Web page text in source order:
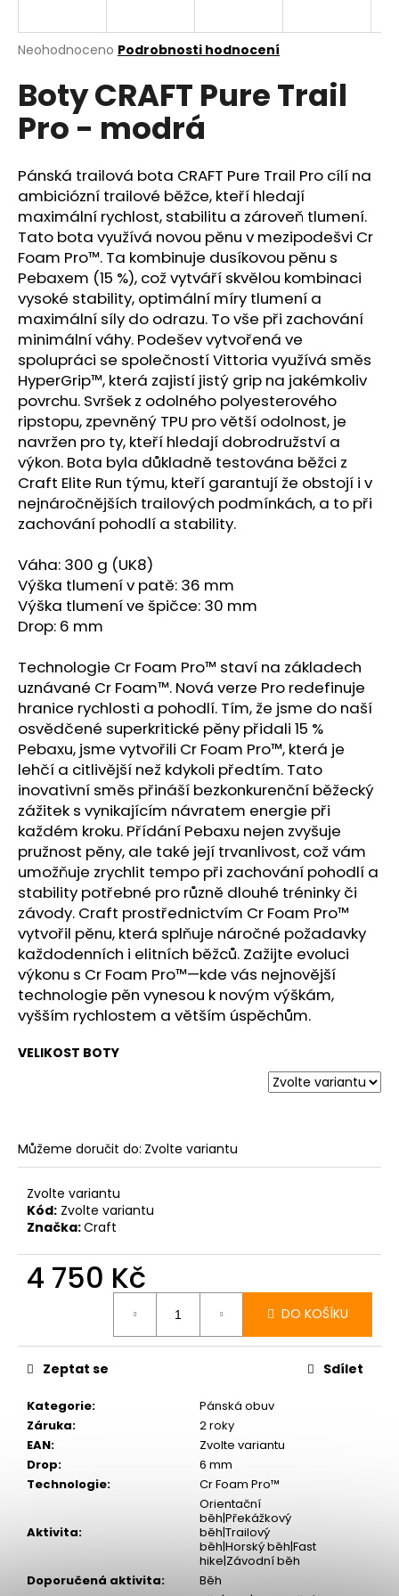
Průměrné
produktu
je
0,0
hvězdiček.
Neohodnoceno Podrobnosti hodnocení
Boty CRAFT Pure Trail
Pro - modrá
Pánská trailová bota CRAFT Pure Trail Pro cílí na
ambiciózní trailové běžce, kteří hledají
maximální rychlost, stabilitu a zároveň tlumení.
Tato bota využívá novou pěnu v mezipodešvi Cr
Foam Pro™. Ta kombinuje dusíkovou pěnu s
Pebaxem (15 %), což vytváří skvělou kombinaci
vysoké stability, optimální míry tlumení a
maximální síly do odrazu. To vše při zachování
minimální váhy. Podešev vytvořená ve
spolupráci se společností Vittoria využívá směs
HyperGrip™, která zajistí jistý grip na jakémkoliv
povrchu. Svršek z odolného polyesterového
ripstopu, zpevněný TPU pro větší odolnost, je
navržen pro ty, kteří hledají dobrodružství a
výkon. Bota byla důkladně testována běžci z
Craft Elite Run týmu, kteří garantují že obstojí i v
nejnáročnějších trailových podmínkách, a to při
zachování pohodlí a stability.
Váha: 300 g (UK8)
Výška tlumení v patě: 36 mm
Výška tlumení ve špičce: 30 mm
Drop: 6 mm
Technologie Cr Foam Pro™ staví na základech
uznávané Cr Foam™. Nová verze Pro redefinuje
hranice rychlosti a pohodlí. Tím, že jsme do naší
osvědčené superkritické pěny přidali 15 %
Pebaxu, jsme vytvořili Cr Foam Pro™, která je
lehčí a citlivější než kdykoli předtím. Tato
inovativní směs přináší bezkonkurenční běžecký
zážitek s vynikajícím návratem energie při
každém kroku. Přídání Pebaxu nejen zvyšuje
pružnost pěny, ale také její trvanlivost, což vám
umožňuje zrychlit tempo při zachování pohodlí a
stability potřebné pro různě dlouhé tréninky či
závody. Craft prostřednictvím Cr Foam Pro™
vytvořil pěnu, která splňuje náročné požadavky
každodenních i elitních běžců. Zažijte evoluci
výkonu s Cr Foam Pro™—kde vás nejnovější
technologie pěn vynesou k novým výškám,
vyšším rychlostem a větším úspěchům.
VELIKOST BOTY
Můžeme doručit do: Zvolte variantu
Zvolte variantu
Kód: Zvolte variantu
Značka:Craft
4 750 Kč
DO KOŠÍKU
Kategorie:
Pánská obuv
Záruka:
2 roky
EAN:
Zvolte variantu
Drop:
6 mm
Technologie: Cr Foam Pro™
Aktivita:
Orientační
běh|Překážkový
běh|Trailový
běh|Horský běh|Fast
hike|Závodní běh
Doporučená aktivita:
Běh
Zeptat se Sdílet
j
t
?
HLEDAT
D
o
p
o
r
u
č
u
j
e
m
e
AGILITY
PEAK
5
GTX
BELUGA/TALUS
839
Kč